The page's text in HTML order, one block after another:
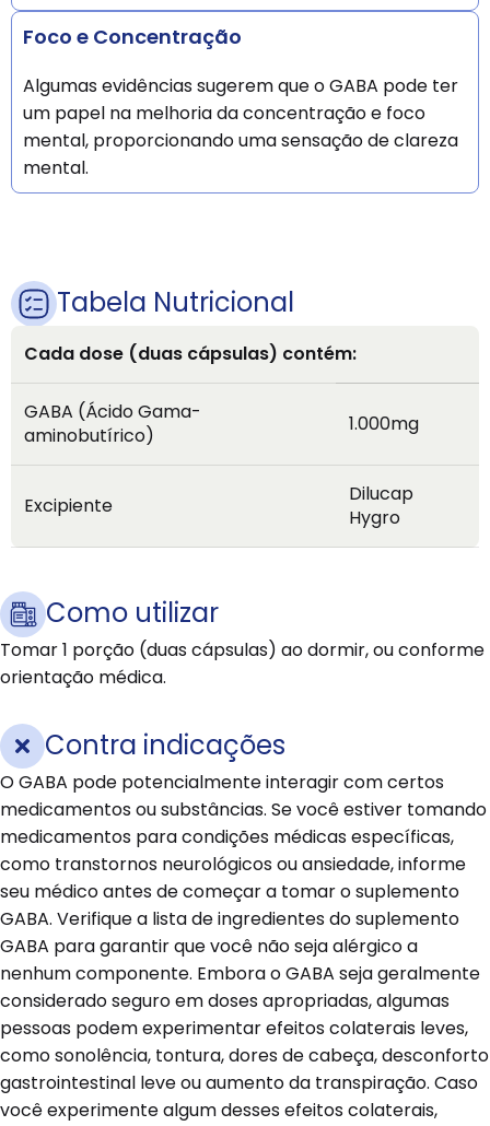
Foco e Concentração
Algumas evidências sugerem que o GABA pode ter
um papel na melhoria da concentração e foco
mental, proporcionando uma sensação de clareza
mental.
Tabela Nutricional
Cada dose (duas cápsulas) contém:
GABA (Ácido Gama-
aminobutírico)
1.000mg
Excipiente
Dilucap
Hygro
Como utilizar
Tomar 1 porção (duas cápsulas) ao dormir, ou conforme
orientação médica.
Contra indicações
O GABA pode potencialmente interagir com certos
medicamentos ou substâncias. Se você estiver tomando
medicamentos para condições médicas específicas,
como transtornos neurológicos ou ansiedade, informe
seu médico antes de começar a tomar o suplemento
GABA. Verifique a lista de ingredientes do suplemento
GABA para garantir que você não seja alérgico a
nenhum componente. Embora o GABA seja geralmente
considerado seguro em doses apropriadas, algumas
pessoas podem experimentar efeitos colaterais leves,
como sonolência, tontura, dores de cabeça, desconforto
gastrointestinal leve ou aumento da transpiração. Caso
você experimente algum desses efeitos colaterais,